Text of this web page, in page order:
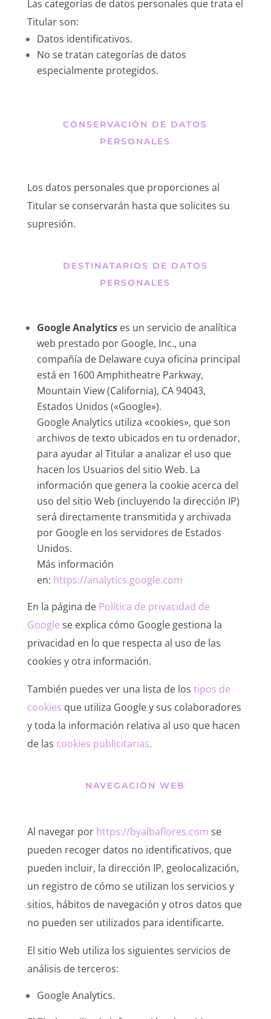
Las categorías de datos personales que trata el
Titular son:
Datos identificativos.
No se tratan categorías de datos
especialmente protegidos.
CONSERVACIÓN DE DATOS
PERSONALES
Los datos personales que proporciones al
Titular se conservarán hasta que solicites su
supresión.
DESTINATARIOS DE DATOS
PERSONALES
Google Analyticses un servicio de analítica
web prestado por Google, Inc., una
compañía de Delaware cuya oficina principal
está en 1600 Amphitheatre Parkway,
Mountain View (California), CA 94043,
Estados Unidos («Google»).
Google Analytics utiliza «cookies», que son
archivos de texto ubicados en tu ordenador,
para ayudar al Titular a analizar el uso que
hacen los Usuarios del sitio Web. La
información que genera la cookie acerca del
uso del sitio Web (incluyendo la dirección IP)
será directamente transmitida y archivada
por Google en los servidores de Estados
Unidos.
Más información
en: https://analytics.google.com
En la página de Política de privacidad de
Google se explica cómo Google gestiona la
privacidad en lo que respecta al uso de las
cookies y otra información.
También puedes ver una lista de los tipos de
cookies que utiliza Google y sus colaboradores
y toda la información relativa al uso que hacen
de las cookies publicitarias.
NAVEGACIÓN WEB
Al navegar por https://byalbaflores.com se
pueden recoger datos no identificativos, que
pueden incluir, la dirección IP, geolocalización,
un registro de cómo se utilizan los servicios y
sitios, hábitos de navegación y otros datos que
no pueden ser utilizados para identificarte.
El sitio Web utiliza los siguientes servicios de
análisis de terceros:
Google Analytics.